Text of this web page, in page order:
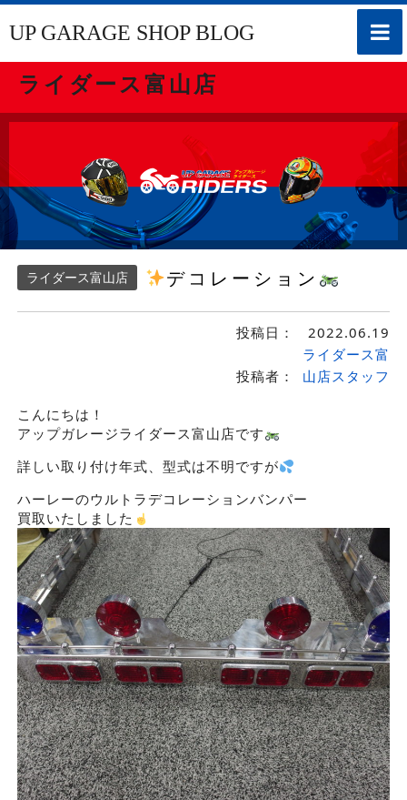
toggle
UP GARAGE SHOP BLOG
ライダース富山店
ライダース富山店 デコレーション
投稿日： 2022.06.19
投稿者：
ライダース富
山店スタッフ
こんにちは！
アップガレージライダース富山店です
詳しい取り付け年式、型式は不明ですが
ハーレーのウルトラデコレーションバンパー
買取いたしました